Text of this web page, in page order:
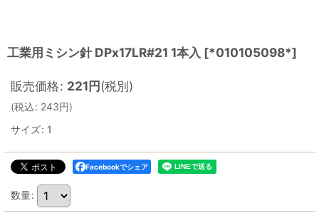
工業用ミシン針 DPx17LR#21 1本入 [*010105098*]
販売価格: 221円(税別)
(税込: 243円)
サイズ: 1
Facebookでシェア
数量: